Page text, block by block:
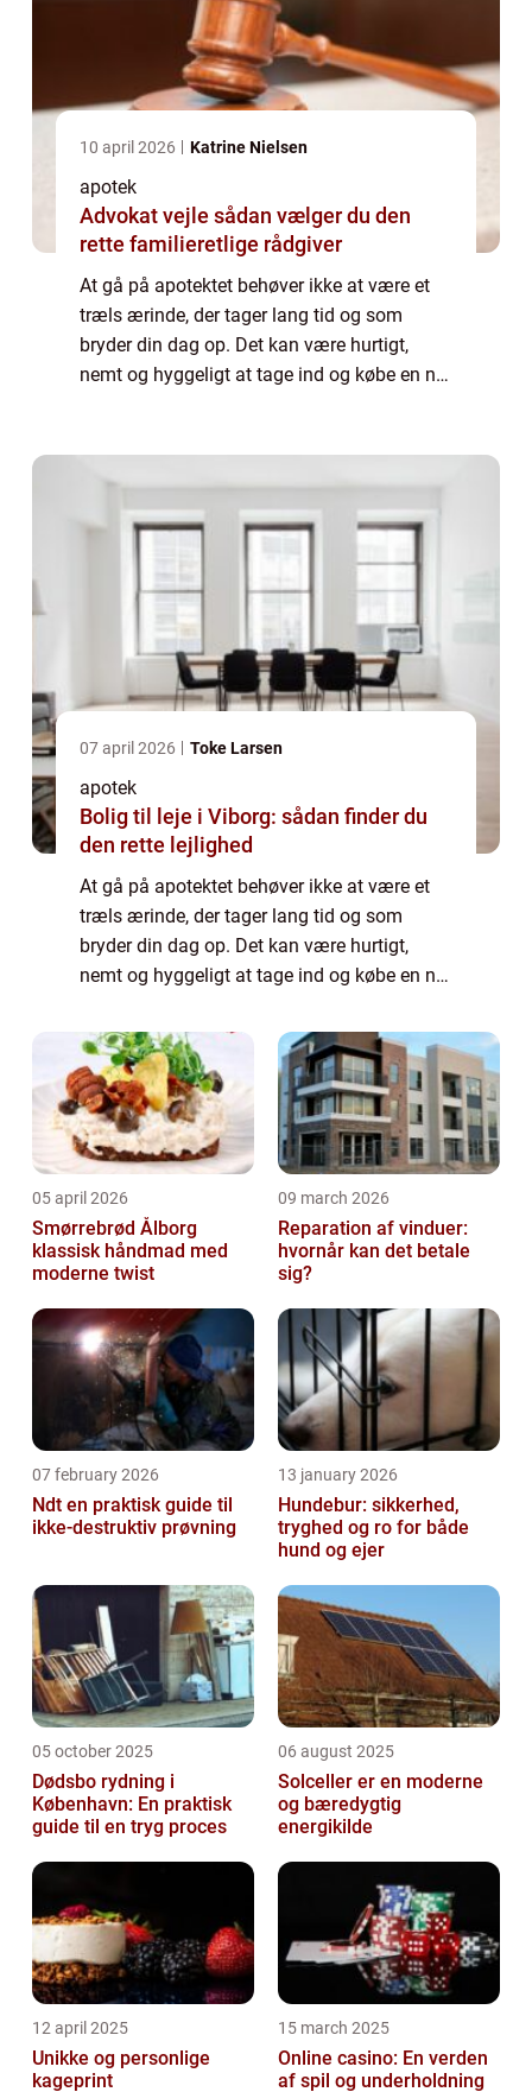
10 april 2026 Katrine Nielsen
apotek
Advokat vejle sådan vælger du den
rette familieretlige rådgiver
At gå på apotektet behøver ikke at være et
træls ærinde, der tager lang tid og som
bryder din dag op. Det kan være hurtigt,
nemt og hyggeligt at tage ind og købe en ny
07 april 2026 Toke Larsen
apotek
Bolig til leje i Viborg: sådan finder du
den rette lejlighed
At gå på apotektet behøver ikke at være et
træls ærinde, der tager lang tid og som
bryder din dag op. Det kan være hurtigt,
nemt og hyggeligt at tage ind og købe en ny
05 april 2026
Smørrebrød Ålborg
klassisk håndmad med
moderne twist
09 march 2026
Reparation af vinduer:
hvornår kan det betale
sig?
07 february 2026
Ndt en praktisk guide til
ikke-destruktiv prøvning
13 january 2026
Hundebur: sikkerhed,
tryghed og ro for både
hund og ejer
05 october 2025
Dødsbo rydning i
København: En praktisk
guide til en tryg proces
06 august 2025
Solceller er en moderne
og bæredygtig
energikilde
12 april 2025
Unikke og personlige
kageprint
15 march 2025
Online casino: En verden
af spil og underholdning